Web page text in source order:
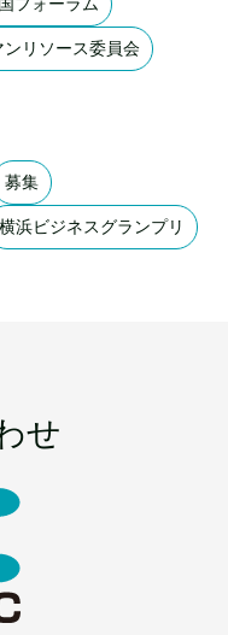
ンリソース委員会
募集
横浜ビジネスグランプリ
せ